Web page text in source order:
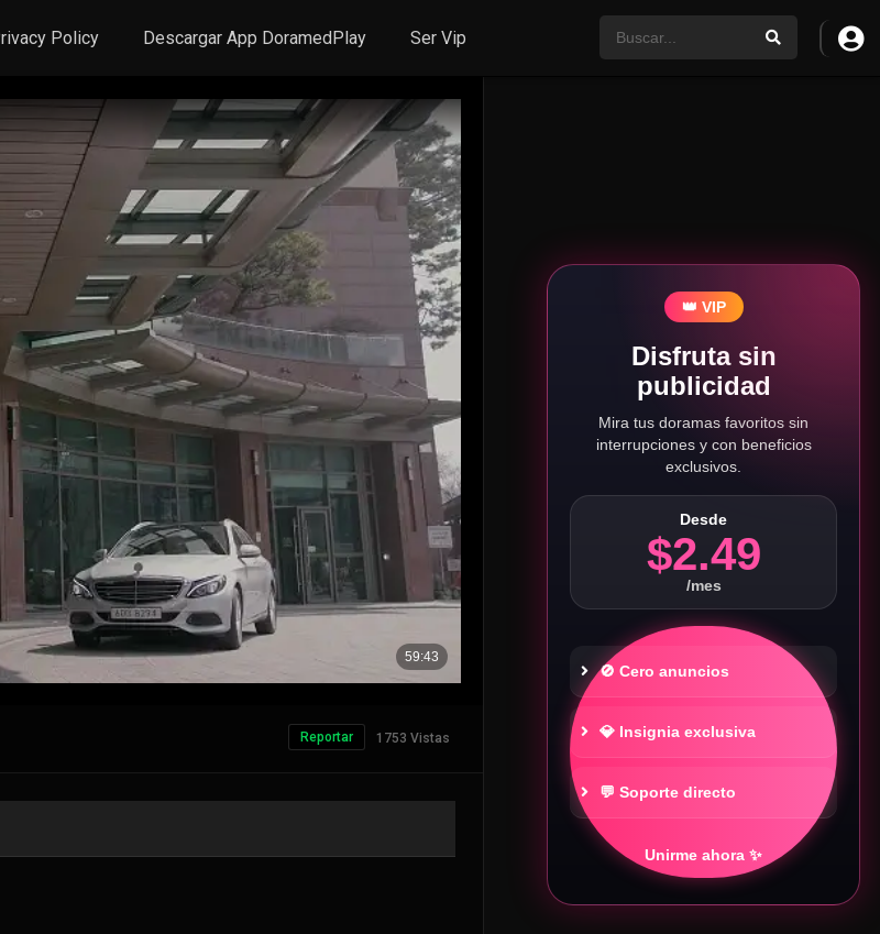
Policy Descargar App DoramedPlay Ser Vip
1753 Vistas
Reportar
👑 VIP
Disfruta sin
publicidad
Mira tus doramas favoritos sin
interrupciones y con beneficios
exclusivos.
Desde
$2.49
/mes
🚫 Cero anuncios
💎 Insignia exclusiva
💬 Soporte directo
Unirme ahora ✨